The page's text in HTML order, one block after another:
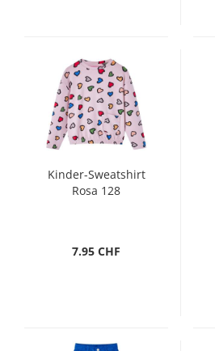
Kinder-Sweatshirt
Rosa 128
7.95 CHF